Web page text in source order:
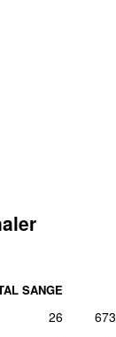
SANGE
26 673